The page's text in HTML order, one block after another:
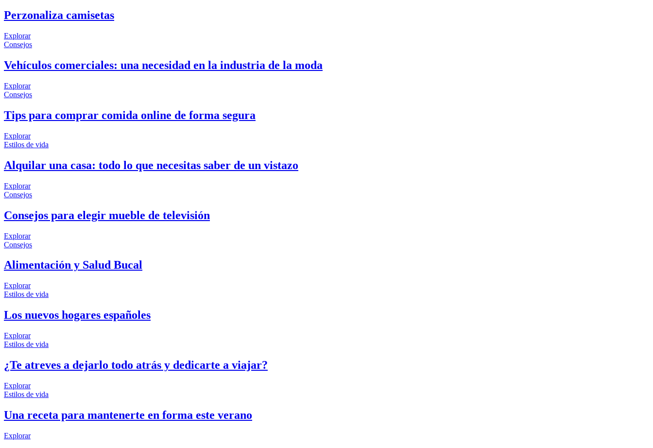
Perzonaliza camisetas
Explorar
Consejos
Vehículos comerciales: una necesidad en la industria de la moda
Explorar
Consejos
Tips para comprar comida online de forma segura
Explorar
Estilos de vida
Alquilar una casa: todo lo que necesitas saber de un vistazo
Explorar
Consejos
Consejos para elegir mueble de televisión
Explorar
Consejos
Alimentación y Salud Bucal
Explorar
Estilos de vida
Los nuevos hogares españoles
Explorar
Estilos de vida
¿Te atreves a dejarlo todo atrás y dedicarte a viajar?
Explorar
Estilos de vida
Una receta para mantenerte en forma este verano
Explorar